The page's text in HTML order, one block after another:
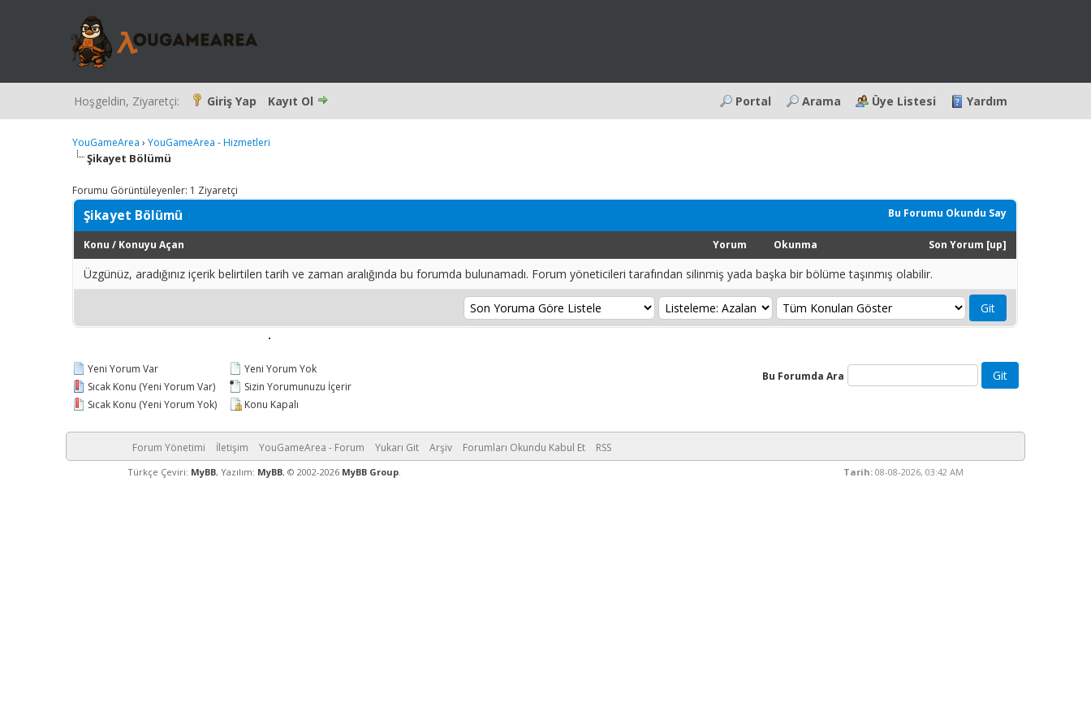
Portal Arama Üye Listesi Yardım
Hoşgeldin, Ziyaretçi: Giriş Yap Kayıt Ol
YouGameArea ›YouGameArea - Hizmetleri
Şikayet Bölümü
Forumu Görüntüleyenler: 1 Ziyaretçi
Bu Forumu Okundu Say
Şikayet Bölümü
Konu / Konuyu Açan Yorum Okunma Son Yorum [up]
Üzgünüz, aradığınız içerik belirtilen tarih ve zaman aralığında bu forumda bulunamadı. Forum yöneticileri tarafından silinmiş yada başka bir bölüme taşınmış olabilir.
Yeni Yorum Var
Sıcak Konu (Yeni Yorum Var)
Sıcak Konu (Yeni Yorum Yok)
Yeni Yorum Yok
Sizin Yorumunuzu İçerir
Konu Kapalı
Bu Forumda Ara
Forum Yönetimi İletişim YouGameArea - Forum Yukarı Git Arşiv Forumları Okundu Kabul Et RSS
Tarih: 08-08-2026, 03:42 AM
Türkçe Çeviri: MyBB, Yazılım: MyBB, © 2002-2026 MyBB Group.